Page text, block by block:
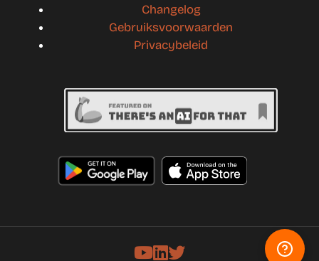
Changelog
Gebruiksvoorwaarden
Privacybeleid